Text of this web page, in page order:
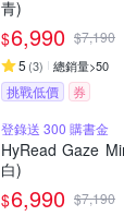
青)
$6,990 $7,190
5 (3) 總銷量>50
挑戰低價
券
登錄送 300 購書金
HyRead Gaze
白)
$6,990 $7,190